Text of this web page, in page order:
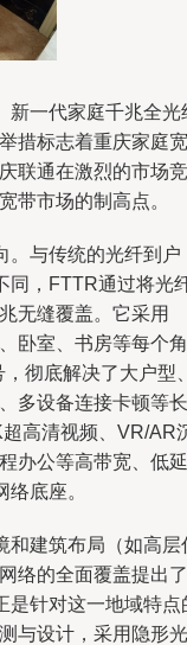
新一代家庭千兆全光
措标志着重庆家庭宽
联通在激烈的市场竞
带市场的制高点。
。与传统的光纤到户
同，FTTR通过将光
无缝覆盖。它采用
卧室、书房等每个角
彻底解决了大户型
多设备连接卡顿等长
高清视频、VR/AR
办公等高带宽、低延
底座。
和建筑布局（如高层
络的全面覆盖提出了
是针对这一地域特点
与设计，采用隐形光